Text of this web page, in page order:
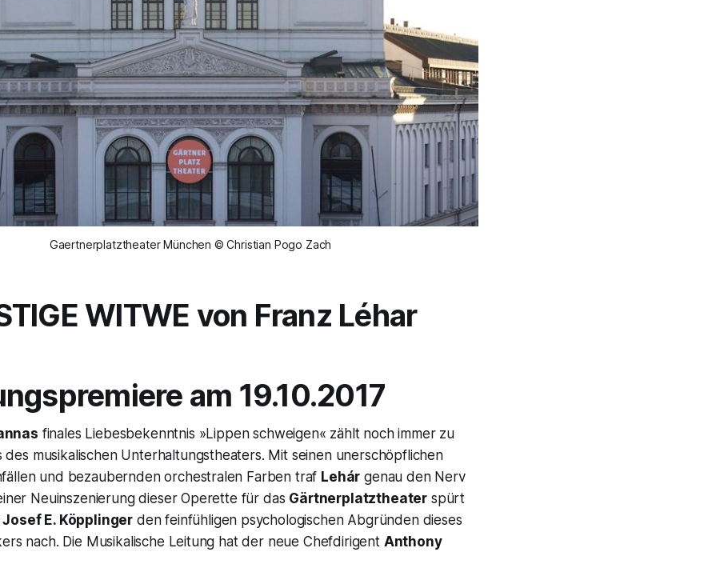
Gaertnerplatztheater München © Christian Pogo Zach
WITWE von Franz Léhar
am 19.10.2017
finales Liebesbekenntnis »Lippen schweigen« zählt noch immer zu
des musikalischen Unterhaltungstheaters. Mit seinen unerschöpflichen
und bezaubernden orchestralen Farben traf Lehár genau den Nerv
Neuinszenierung dieser Operette für das Gärtnerplatztheater spürt
Josef E. Köpplinger den feinfühligen psychologischen Abgründen dieses
nach. Die Musikalische Leitung hat der neue Chefdirigent Anthony